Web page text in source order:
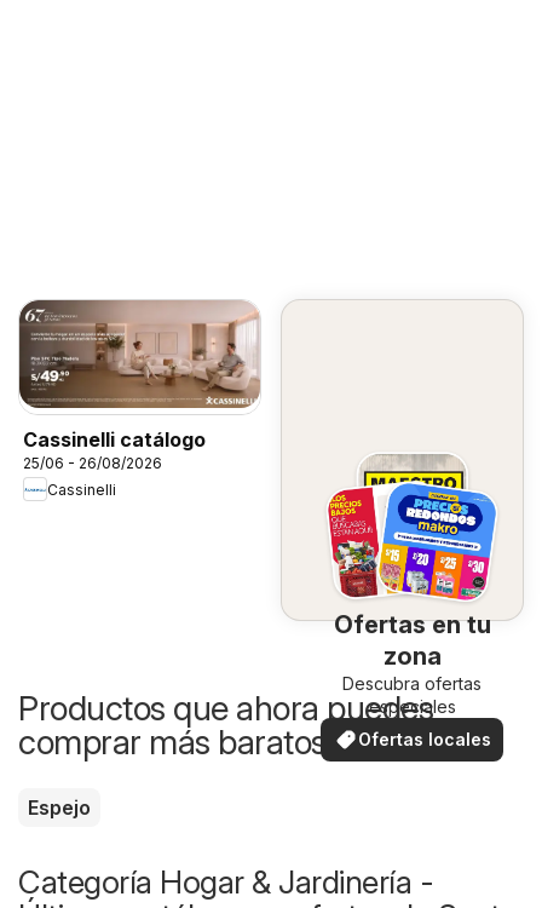
Cassinelli catálogo
25/06 - 26/08/2026
Cassinelli
Ofertas en tu
zona
Descubra ofertas
especiales
Ofertas locales
Productos que ahora puedes
comprar más baratos
Espejo
Categoría Hogar & Jardinería -